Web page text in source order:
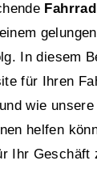
In diesem
für Ihren
wie
helfen
Ihr Geschäft